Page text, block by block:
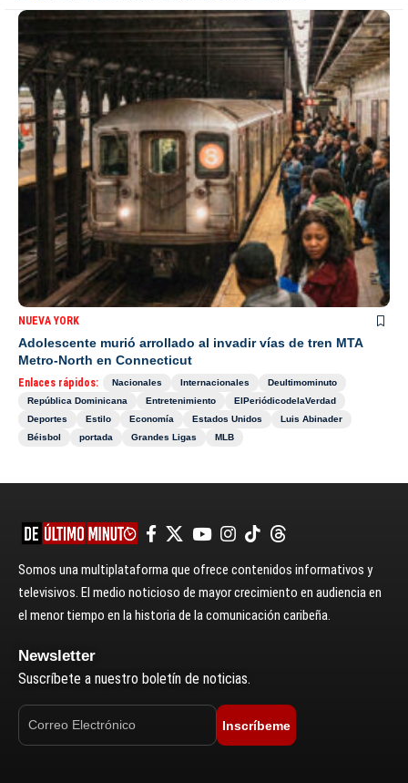
NUEVA YORK
Adolescente murió arrollado al invadir vías de tren MTA
Metro-North en Connecticut
Enlaces rápidos: Nacionales Internacionales
Deultimominuto
República Dominicana
Entretenimiento
ElPeriódicodelaVerdad
Deportes
Estilo Economía Estados Unidos
Luis Abinader
Béisbol
portada Grandes Ligas MLB
Somos una multiplataforma que ofrece contenidos informativos y
televisivos. El medio noticioso de mayor crecimiento en audiencia en
el menor tiempo en la historia de la comunicación caribeña.
Newsletter
Suscríbete a nuestro boletín de noticias.
Inscríbeme